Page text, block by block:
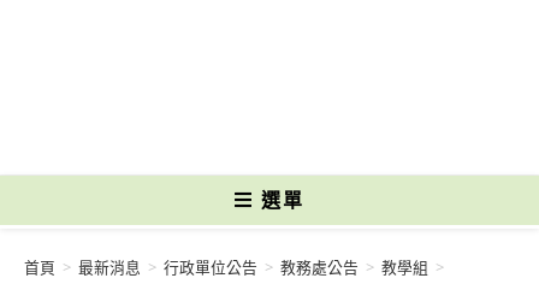
選單
首頁 > 最新消息 > 行政單位公告 > 教務處公告 > 教學組 >